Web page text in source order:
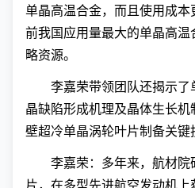
单晶高温合金，而且使用成
前我国应用量最大的单晶高
略资源。
李嘉荣带领团队还揭示
晶缺陷形成机理及晶体生长
壁超冷单晶涡轮叶片制备关键
李嘉荣：多年来，航材